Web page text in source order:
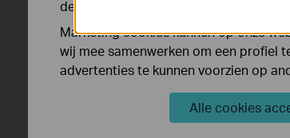
de functionaliteit van de website aan
Marketing cookies kunnen op onze
wij mee samenwerken om een profiel
advertenties te kunnen voorzien op
Alle cookies